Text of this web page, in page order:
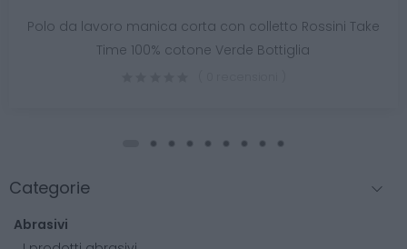
Polo da lavoro manica corta con colletto Rossini Take
Time 100% cotone Verde Bottiglia
Categorie
Abrasivi